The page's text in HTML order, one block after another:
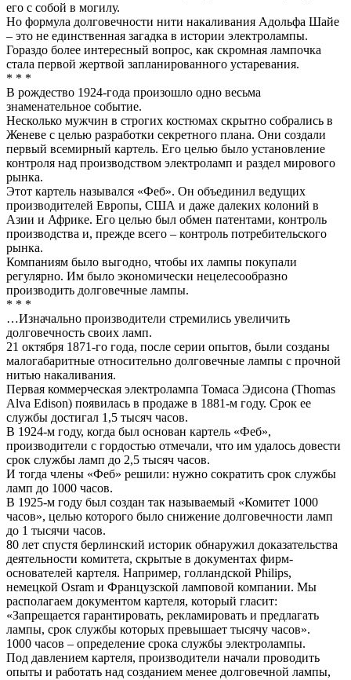
его с собой в могилу.
Но формула долговечности нити накаливания Адольфа Шайе
– это не единственная загадка в истории электролампы.
Гораздо более интересный вопрос, как скромная лампочка
стала первой жертвой запланированного устаревания.
* * *
В рождество 1924-года произошло одно весьма
знаменательное событие.
Несколько мужчин в строгих костюмах скрытно собрались в
Женеве с целью разработки секретного плана. Они создали
первый всемирный картель. Его целью было установление
контроля над производством электроламп и раздел мирового
рынка.
Этот картель назывался «Феб». Он объединил ведущих
производителей Европы, США и даже далеких колоний в
Азии и Африке. Его целью был обмен патентами, контроль
производства и, прежде всего – контроль потребительского
рынка.
Компаниям было выгодно, чтобы их лампы покупали
регулярно. Им было экономически нецелесообразно
производить долговечные лампы.
* * *
…Изначально производители стремились увеличить
долговечность своих ламп.
21 октября 1871-го года, после серии опытов, были созданы
малогабаритные относительно долговечные лампы с прочной
нитью накаливания.
Первая коммерческая электролампа Томаса Эдисона (Thomas
Alva Edison) появилась в продаже в 1881-м году. Срок ее
службы достигал 1,5 тысяч часов.
В 1924-м году, когда был основан картель «Феб»,
производители с гордостью отмечали, что им удалось довести
срок службы ламп до 2,5 тысяч часов.
И тогда члены «Феб» решили: нужно сократить срок службы
ламп до 1000 часов.
В 1925-м году был создан так называемый «Комитет 1000
часов», целью которого было снижение долговечности ламп
до 1 тысячи часов.
80 лет спустя берлинский историк обнаружил доказательства
деятельности комитета, скрытые в документах фирм-
основателей картеля. Например, голландской Philips,
немецкой Osram и Французской ламповой компании. Мы
располагаем документом картеля, который гласит:
«Запрещается гарантировать, рекламировать и предлагать
лампы, срок службы которых превышает тысячу часов».
1000 часов – определение срока службы электролампы.
Под давлением картеля, производители начали проводить
опыты и работать над созданием менее долговечной лампы,